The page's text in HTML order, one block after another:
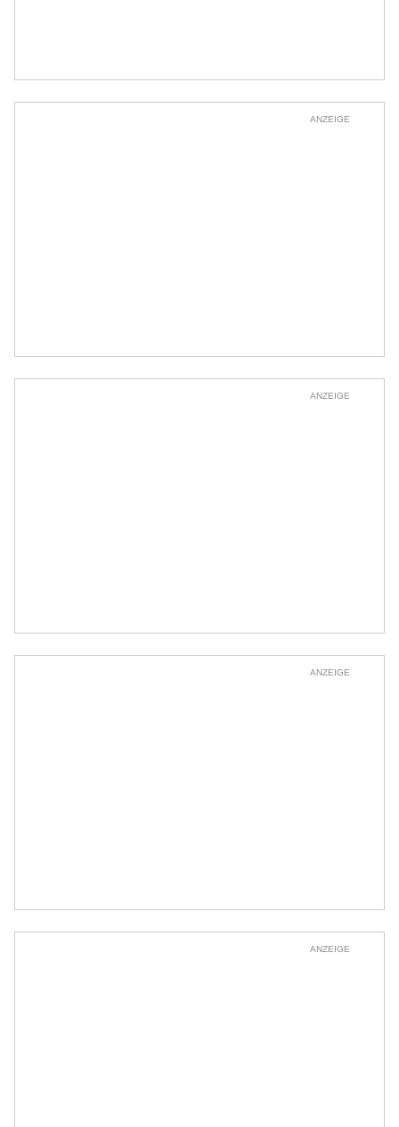
ANZEIGE
ANZEIGE
ANZEIGE
ANZEIGE